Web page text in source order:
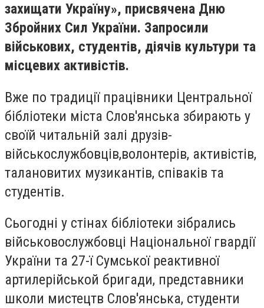
захищати Україну», присвячена Дню
Збройних Сил України. Запросили
військових, студентів, діячів культури та
місцевих активістів.
Вже по традиції працівники Центральної
бібліотеки міста Слов'янська збирають у
своїй читальній залі друзів-
військослужбовців,волонтерів, активістів,
талановитих музикантів, співаків та
студентів.
Сьогодні у стінах бібліотеки зібрались
військовослужбовці Національної гвардії
України та 27-ї Сумської реактивної
артилерійськой бригади, представники
школи мистецтв Слов'янська, студенти